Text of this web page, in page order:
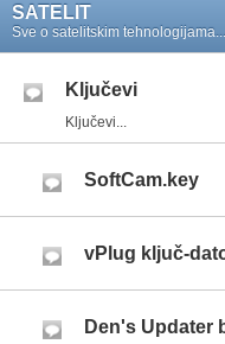
SATELIT
Sve o satelitskim tehnologijama...
Ključevi
Ključevi...
SoftCam.key
vPlug ključ-
Den's Updater